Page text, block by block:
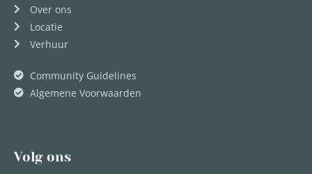
Over ons
Locatie
Verhuur
Community Guidelines
Algemene Voorwaarden
Volg ons